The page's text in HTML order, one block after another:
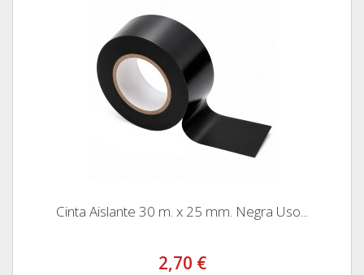
Cinta Aislante 30 m. x 25 mm. Negra Uso...
2,70 €